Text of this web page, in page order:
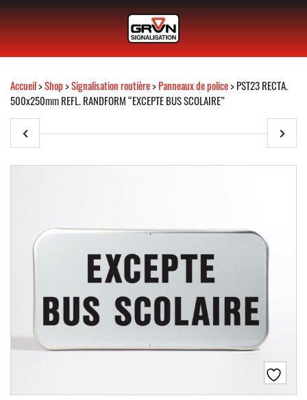
Accueil>Shop>Signalisation routière>Panneaux de police> PST23 RECTA.
500x250mm REFL. RANDFORM “EXCEPTE BUS SCOLAIRE”